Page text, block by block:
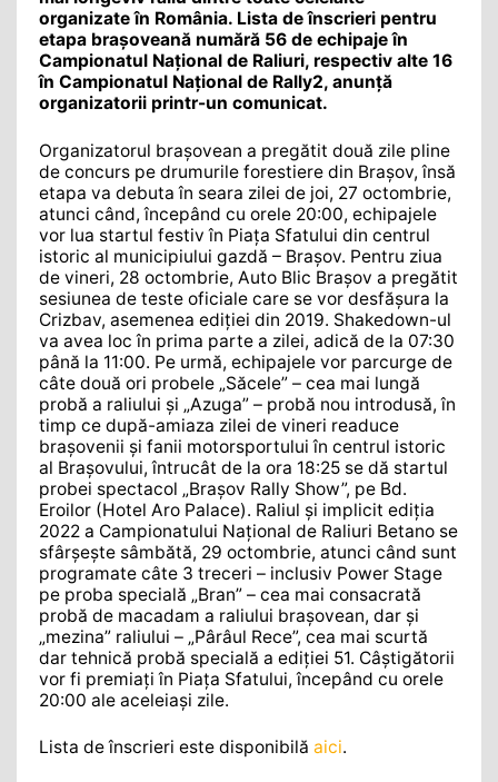
organizate în România. Lista de înscrieri pentru
etapa brașoveană numără 56 de echipaje în
Campionatul Național de Raliuri, respectiv alte 16
în Campionatul Național de Rally2, anunță
organizatorii printr-un comunicat.
Organizatorul brașovean a pregătit două zile pline
de concurs pe drumurile forestiere din Brașov, însă
etapa va debuta în seara zilei de joi, 27 octombrie,
atunci când, începând cu orele 20:00, echipajele
vor lua startul festiv în Piața Sfatului din centrul
istoric al municipiului gazdă – Brașov. Pentru ziua
de vineri, 28 octombrie, Auto Blic Brașov a pregătit
sesiunea de teste oficiale care se vor desfășura la
Crizbav, asemenea ediției din 2019. Shakedown-ul
va avea loc în prima parte a zilei, adică de la 07:30
până la 11:00. Pe urmă, echipajele vor parcurge de
câte două ori probele „Săcele” – cea mai lungă
probă a raliului și „Azuga” – probă nou introdusă, în
timp ce după-amiaza zilei de vineri readuce
brașovenii și fanii motorsportului în centrul istoric
al Brașovului, întrucât de la ora 18:25 se dă startul
probei spectacol „Brașov Rally Show”, pe Bd.
Eroilor (Hotel Aro Palace). Raliul și implicit ediția
2022 a Campionatului Național de Raliuri Betano se
sfârșește sâmbătă, 29 octombrie, atunci când sunt
programate câte 3 treceri – inclusiv Power Stage
pe proba specială „Bran” – cea mai consacrată
probă de macadam a raliului brașovean, dar și
„mezina” raliului – „Pârâul Rece”, cea mai scurtă
dar tehnică probă specială a ediției 51. Câștigătorii
vor fi premiați în Piața Sfatului, începând cu orele
20:00 ale aceleiași zile.
Lista de înscrieri este disponibilă aici.